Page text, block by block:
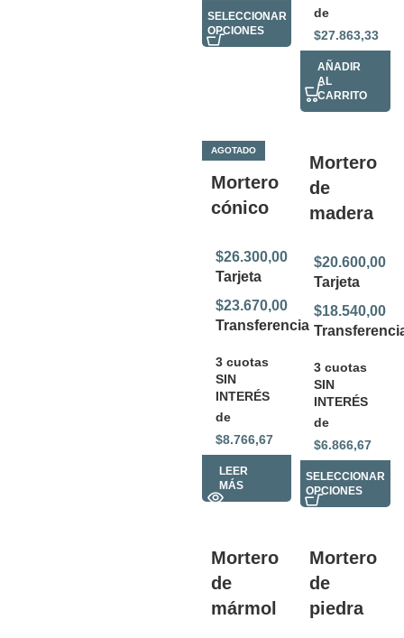
SELECCIONAR
OPCIONES
de
$27.863,33
AÑADIR
AL
CARRITO
AGOTADO
Mortero
cónico
$26.300,00
Tarjeta
$23.670,00
Transferencia
3 cuotas
SIN
INTERÉS
de
$8.766,67
LEER
MÁS
Mortero
de
madera
$20.600,00
Tarjeta
$18.540,00
3 cuotas
SIN
INTERÉS
de
$6.866,67
SELECCIONAR
OPCIONES
Mortero
de
mármol
Mortero
de
piedra